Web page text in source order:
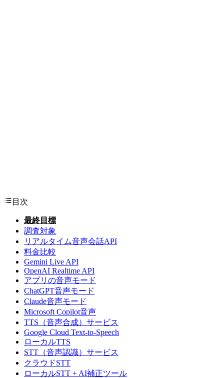
目次
最終目標
調査対象
リアルタイム音声会話API
料金比較
Gemini Live API
OpenAI Realtime API
アプリの音声モード
ChatGPT音声モード
Claude音声モード
Microsoft Copilot音声
TTS（音声合成）サービス
Google Cloud Text-to-Speech
ローカルTTS
STT（音声認識）サービス
クラウドSTT
ローカルSTT + AI補正ツール